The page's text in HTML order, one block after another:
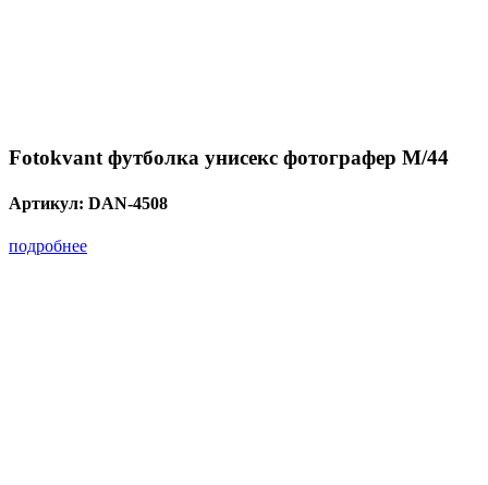
Fotokvant футболка унисекс фотографер M/44
Артикул: DAN-4508
подробнее